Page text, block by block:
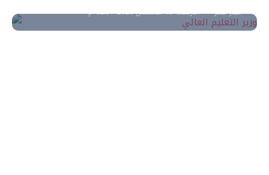
أخبار مصر الأربعاء، 05 اغسطس 2026 02:51 م